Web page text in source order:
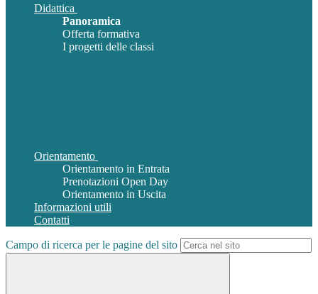
Didattica
Panoramica
Offerta formativa
I progetti delle classi
Orientamento
Orientamento in Entrata
Prenotazioni Open Day
Orientamento in Uscita
Informazioni utili
Contatti
Campo di ricerca per le pagine del sito